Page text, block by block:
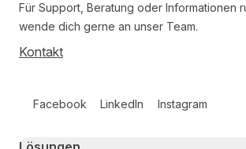
Für Support, Beratung oder Informationen
wende dich gerne an unser Team.
Kontakt
Facebook LinkedIn Instagram
Primary footer navigation